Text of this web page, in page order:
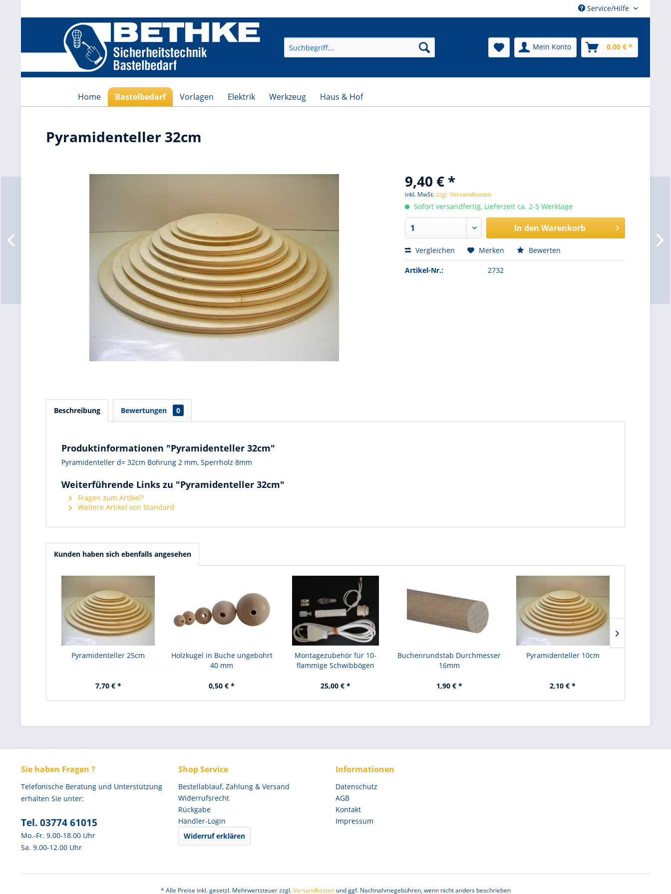
Service/Hilfe
Mein Konto 0,00 € *
Home Bastelbedarf Vorlagen Elektrik Werkzeug Haus & Hof
Pyramidenteller 32cm
9,40 € *
inkl. MwSt.zzgl. Versandkosten
Sofort versandfertig, Lieferzeit ca. 2-5 Werktage
In den Warenkorb
Vergleichen Merken Bewerten
Artikel-Nr.: 2732
Beschreibung Bewertungen 0
Produktinformationen "Pyramidenteller 32cm"
Pyramidenteller d= 32cm Bohrung 2 mm, Sperrholz 8mm
Weiterführende Links zu "Pyramidenteller 32cm"
Fragen zum Artikel?
Weitere Artikel von Standard
Kunden haben sich ebenfalls angesehen
Pyramidenteller 25cm
7,70 € *
Holzkugel in Buche ungebohrt
40 mm
0,50 € *
Montagezubehör für 10-
flammige Schwibbögen
25,00 € *
Buchenrundstab Durchmesser
16mm
1,90 € *
Pyramidenteller 10cm
2,10 € *
Sie haben Fragen ?
Telefonische Beratung und Unterstützung
erhalten Sie unter:
Tel. 03774 61015
Mo.-Fr. 9.00-18.00 Uhr
Sa. 9.00-12.00 Uhr
Shop Service
Bestellablauf, Zahlung & Versand
Widerrufsrecht
Rückgabe
Händler-Login
Widerruf erklären
Informationen
Datenschutz
AGB
Kontakt
Impressum
* Alle Preise inkl. gesetzl. Mehrwertsteuer zzgl.Versandkostenund ggf. Nachnahmegebühren, wenn nicht anders beschrieben